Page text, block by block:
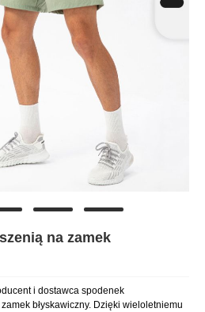
na zamek
i dostawca spodenek
błyskawiczny. Dzięki wieloletniemu